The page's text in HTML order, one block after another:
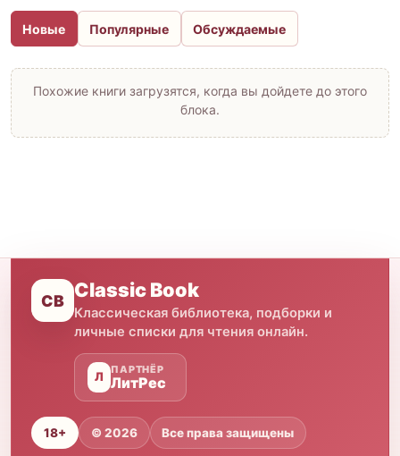
Новые Популярные Обсуждаемые
Похожие книги загрузятся, когда вы дойдете до этого
блока.
CB Classic Book
Классическая библиотека, подборки и
личные списки для чтения онлайн.
Л
ПАРТНЁР
ЛитРес
18+ © 2026 Все права защищены